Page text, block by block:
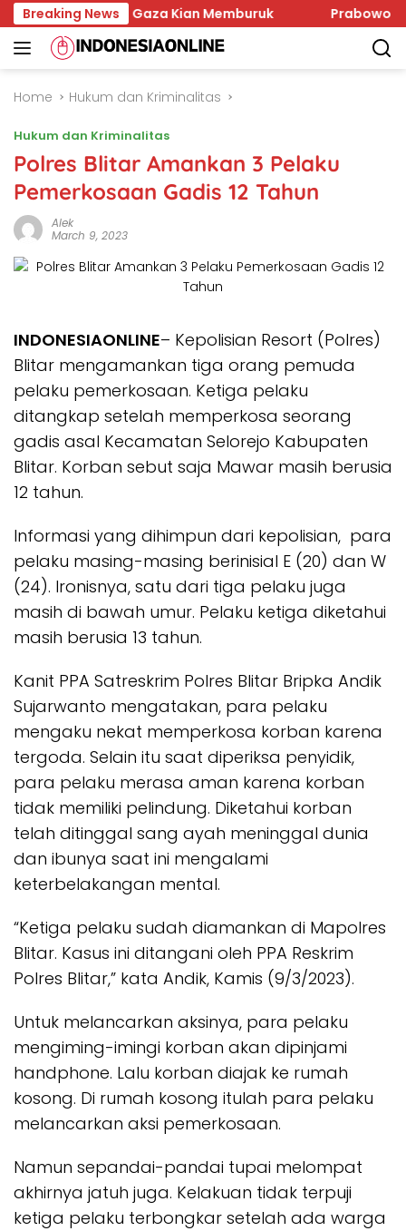
Skip
to
content
Breaking News
Israel, Gaza Kian Memburuk Prabowo Soroti
Home Hukum dan Kriminalitas
Hukum dan Kriminalitas
Polres Blitar Amankan 3 Pelaku
Pemerkosaan Gadis 12 Tahun
Alek
March 9, 2023
INDONESIAONLINE– Kepolisian Resort (Polres)
Blitar mengamankan tiga orang pemuda
pelaku pemerkosaan. Ketiga pelaku
ditangkap setelah memperkosa seorang
gadis asal Kecamatan Selorejo Kabupaten
Blitar. Korban sebut saja Mawar masih berusia
12 tahun.
Informasi yang dihimpun dari kepolisian, para
pelaku masing-masing berinisial E (20) dan W
(24). Ironisnya, satu dari tiga pelaku juga
masih di bawah umur. Pelaku ketiga diketahui
masih berusia 13 tahun.
Kanit PPA Satreskrim Polres Blitar Bripka Andik
Sujarwanto mengatakan, para pelaku
mengaku nekat memperkosa korban karena
tergoda. Selain itu saat diperiksa penyidik,
para pelaku merasa aman karena korban
tidak memiliki pelindung. Diketahui korban
telah ditinggal sang ayah meninggal dunia
dan ibunya saat ini mengalami
keterbelakangan mental.
“Ketiga pelaku sudah diamankan di Mapolres
Blitar. Kasus ini ditangani oleh PPA Reskrim
Polres Blitar,” kata Andik, Kamis (9/3/2023).
Untuk melancarkan aksinya, para pelaku
mengiming-imingi korban akan dipinjami
handphone. Lalu korban diajak ke rumah
kosong. Di rumah kosong itulah para pelaku
melancarkan aksi pemerkosaan.
Namun sepandai-pandai tupai melompat
akhirnya jatuh juga. Kelakuan tidak terpuji
ketiga pelaku terbongkar setelah ada warga